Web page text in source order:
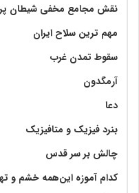
نقش مجامع مخفی شیطان
مهم ترین سلاح ایران
سقوط تمدن غرب
آرمگدون
دعا
بنرد فیزیک و متافیزیک
چالش بر سر قدس
کدام آموزه این‌همه خشم و